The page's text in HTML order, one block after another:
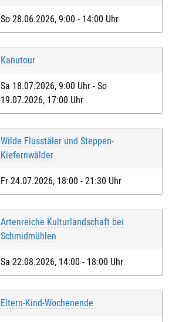
So 28.06.2026, 9:00 - 14:00 Uhr
Kanutour
Sa 18.07.2026, 9:00 Uhr - So
19.07.2026, 17:00 Uhr
Wilde Flusstäler und Steppen-
Kiefernwälder
Fr 24.07.2026, 18:00 - 21:30 Uhr
Artenreiche Kulturlandschaft bei
Schmidmühlen
Sa 22.08.2026, 14:00 - 18:00 Uhr
Eltern-Kind-Wochenende